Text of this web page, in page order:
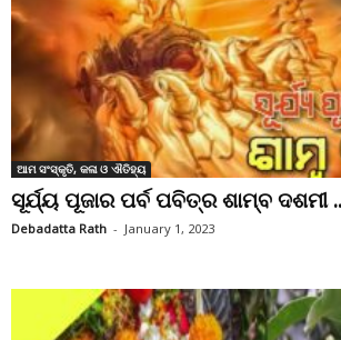
ଆମ ସଂସ୍କୃତି, କଳା ଓ ଐତିହ୍ୟ
ସୂର୍ଯ୍ୟ ପୂଜାର ପର୍ବ ପବିତ୍ର ଶାମ୍ବ ଦଶମୀ ..
Debadatta Rath - January 1, 2023